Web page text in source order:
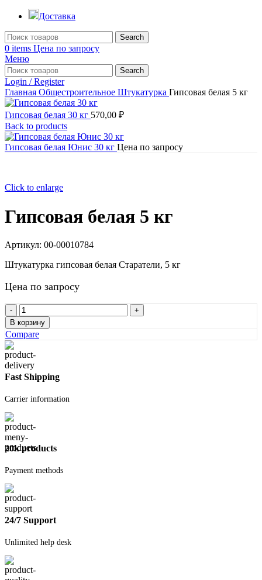
Доставка
Search
0 items Цена по запросу
Меню
Search
Login / Register
Главная Общестроительное Штукатурка Гипсовая белая 5 кг
Гипсовая белая 30 кг 570,00 ₽
Back to products
Гипсовая белая Юнис 30 кг Цена по запросу
Click to enlarge
Гипсовая белая 5 кг
Артикул: 00-00010784
Штукатурка гипсовая белая Старатели, 5 кг
Цена по запросу
Количество
товара
Гипсовая
белая
5
кг
В корзину
Compare
Fast Shipping
Carrier information
20k products
Payment methods
24/7 Support
Unlimited help desk